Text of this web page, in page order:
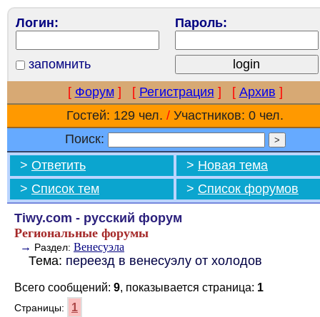
Логин: Пароль:
запомнить
[ Форум ] [ Регистрация ] [ Архив ]
Гостей: 129 чел. / Участников: 0 чел.
Поиск:
> Ответить > Новая тема
> Список тем > Список форумов
Tiwy.com - русский форум
Региональные форумы
→ Раздел: Венесуэла
Тема: переезд в венесуэлу от холодов
Всего сообщений: 9, показывается страница: 1
Страницы: 1